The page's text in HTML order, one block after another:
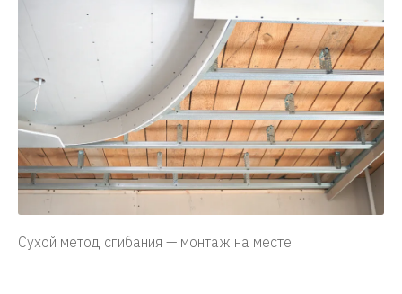
Сухой метод сгибания — монтаж на месте